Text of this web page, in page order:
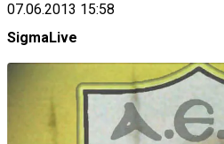
07.06.2013 15:58
SigmaLive